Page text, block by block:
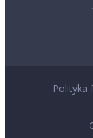
Polityka